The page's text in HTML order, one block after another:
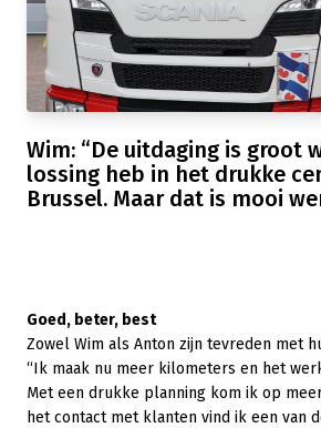
Wim: “De uitdaging is groot
lossing heb in het drukke
Brussel. Maar dat is mooi
Goed, beter, best
Zowel Wim als Anton zijn tevreden met
“Ik maak nu meer kilometers en het
Met een drukke planning kom ik op
het contact met klanten vind ik een van